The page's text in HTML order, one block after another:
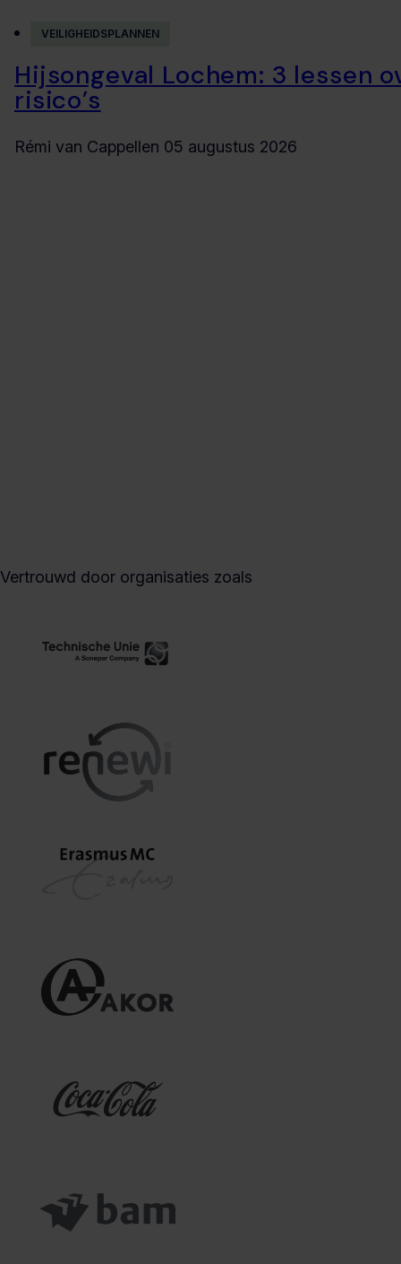
VEILIGHEIDSPLANNEN
Hijsongeval Lochem: 3 lessen
risico’s
Rémi van Cappellen 05 augustus 2026
Vertrouwd door organisaties zoals